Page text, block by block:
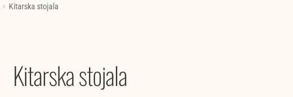
Kitarska stojala
Kitarska stojala